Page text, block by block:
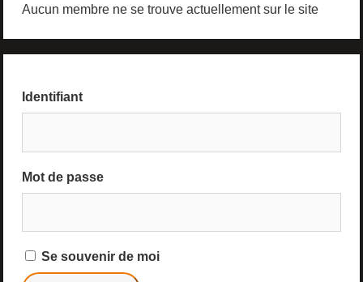
Aucun membre ne se trouve actuellement sur le site
Identifiant
Mot de passe
Se souvenir de moi